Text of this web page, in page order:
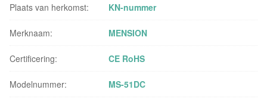
Plaats van herkomst: KN-nummer
Merknaam: MENSION
Certificering: CE RoHS
Modelnummer: MS-51DC